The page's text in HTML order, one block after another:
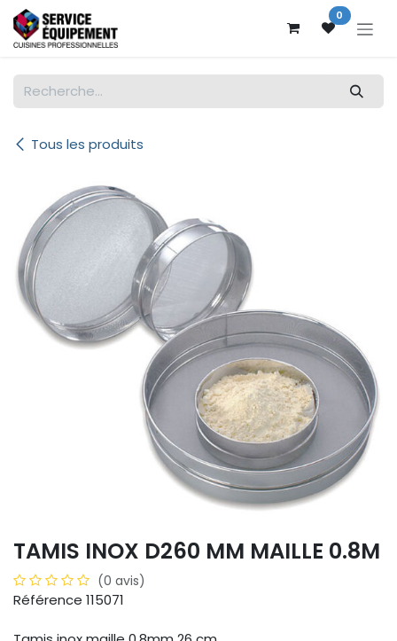
Se rendre au contenu 0
Tous les produits
TAMIS INOX D260 MM MAILLE 0.8M
(0 avis)
Référence 115071